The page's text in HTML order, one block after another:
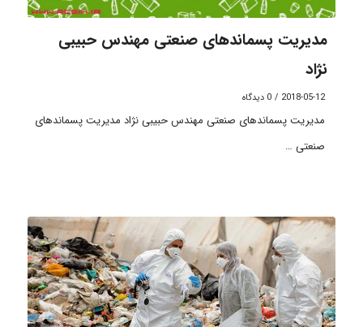
مدیریت پسماندهای صنعتی مهندس حبیبی
نژاد
2018-05-12
/ 0 دیدگاه
مدیریت پسماندهای صنعتی مهندس حبیبی نژاد مدیریت پسماندهای
صنعتی …